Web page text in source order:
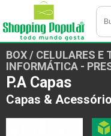
BOX / CELULARES E
INFORMÁTICA -
P.A Capas
Capas &